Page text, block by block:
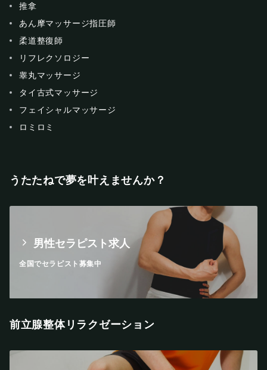
推拿
あん摩マッサージ指圧師
柔道整復師
リフレクソロジー
睾丸マッサージ
タイ古式マッサージ
フェイシャルマッサージ
ロミロミ
うたたねで夢を叶えませんか？
男性セラピスト求人
全国でセラピスト募集中
前立腺整体リラクゼーション